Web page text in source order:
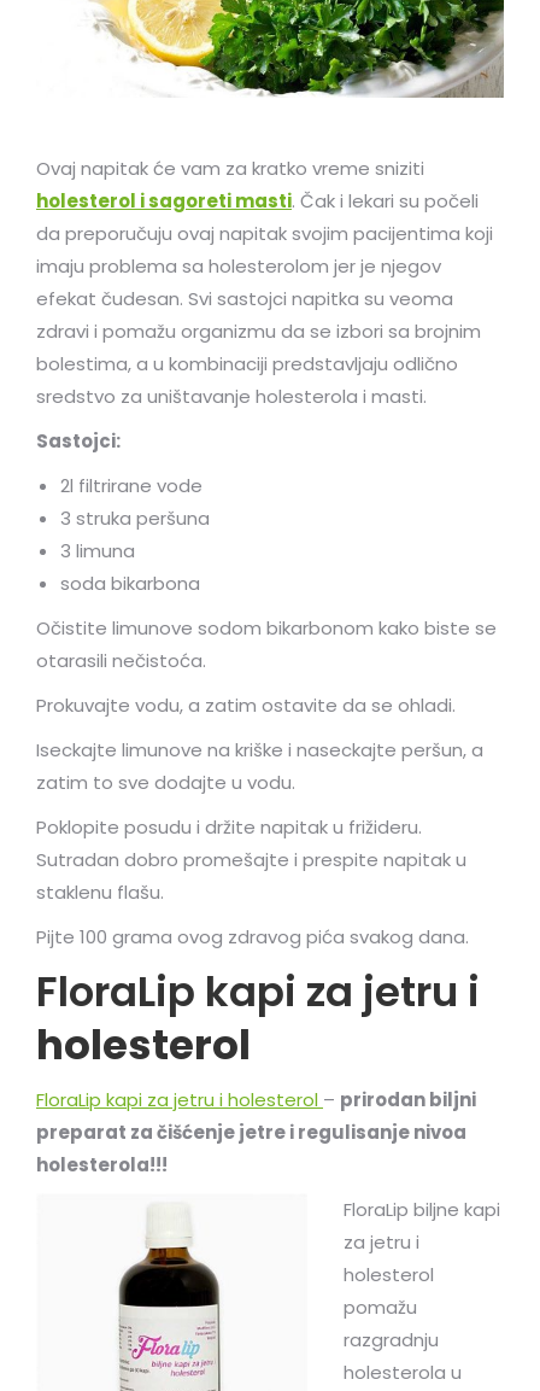
Ovaj napitak će vam za kratko vreme sniziti
holesterol i sagoreti masti. Čak i lekari su počeli
da preporučuju ovaj napitak svojim pacijentima koji
imaju problema sa holesterolom jer je njegov
efekat čudesan. Svi sastojci napitka su veoma
zdravi i pomažu organizmu da se izbori sa brojnim
bolestima, a u kombinaciji predstavljaju odlično
sredstvo za uništavanje holesterola i masti.
Sastojci:
2l filtrirane vode
3 struka peršuna
3 limuna
soda bikarbona
Očistite limunove sodom bikarbonom kako biste se
otarasili nečistoća.
Prokuvajte vodu, a zatim ostavite da se ohladi.
Iseckajte limunove na kriške i naseckajte peršun, a
zatim to sve dodajte u vodu.
Poklopite posudu i držite napitak u frižideru.
Sutradan dobro promešajte i prespite napitak u
staklenu flašu.
Pijte 100 grama ovog zdravog pića svakog dana.
FloraLip kapi za jetru i
holesterol
FloraLip kapi za jetru i holesterol – prirodan biljni
preparat za čišćenje jetre i regulisanje nivoa
holesterola!!!
FloraLip biljne kapi
za jetru i
holesterol
pomažu
razgradnju
holesterola u